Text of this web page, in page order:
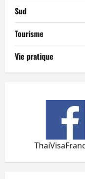
Sud
Tourisme
Vie pratique